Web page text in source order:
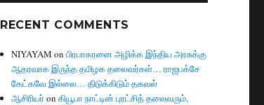
RECENT COMMENTS
NIYAYAM onபிரபாகரனை அழிக்க இந்திய அரசுக்கு
ஆதரவாக இருந்த தமிழக தலைவர்கள்… ராஜபக்சே
கேட்கவே இல்லை… திடுக்கிடும் தகவல்
ஆசிரியர் onகியூபா நாட்டின் புரட்சித் தலைவரும்,